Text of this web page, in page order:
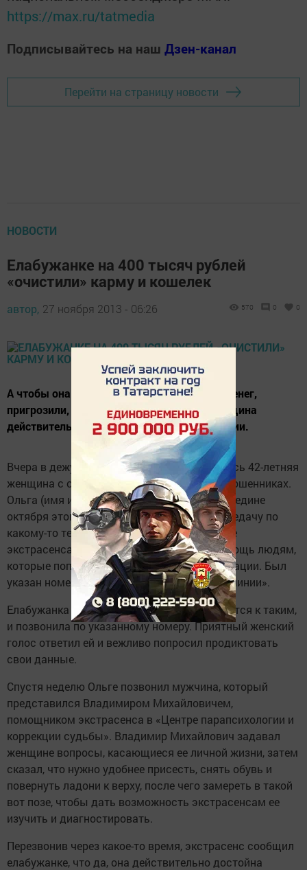
https://max.ru/tatmedia
Подписывайтесь на наш Дзен-канал
Перейти на страницу новости
НОВОСТИ
Елабужанке на 400 тысяч рублей
«очистили» карму и кошелек
автор, 27 ноября 2013 - 06:26 570 0 0
А чтобы она не медлила с перечислением денег,
пригрозили, что откажут ноги. Теперь женщина
действительно находится в трудной ситуации.
Вчера в дежурную часть полиции обратилась 42-летняя
женщина с сообщением об экстрасенсах-мошенниках.
Ольга (имя изменено) рассказала, что в середине
октября этого года она просматривала передачу по
какому-то телеканалу и увидела объявление
экстрасенса Ксении, где предлагалась помощь людям,
которые попали в трудные жизненные ситуации. Был
указан номер сотового телефона «горячей линии».
Елабужанка решила, что она как раз относится к таким,
и позвонила по указанному номеру. Приятный женский
голос ответил ей и вежливо попросил продиктовать
свои данные.
Спустя неделю Ольге позвонил мужчина, который
представился Владимиром Михайловичем,
помощником экстрасенса в «Центре парапсихологии и
коррекции судьбы». Владимир Михайлович задавал
женщине вопросы, касающиеся ее личной жизни, затем
сказал, что нужно удобнее присесть, снять обувь и
повернуть ладони к верху, после чего замереть в такой
вот позе, чтобы дать возможность экстрасенсам ее
изучить и диагностировать.
Перезвонив через какое-то время, экстрасенс сообщил
елабужанке, что да, она действительно достойна